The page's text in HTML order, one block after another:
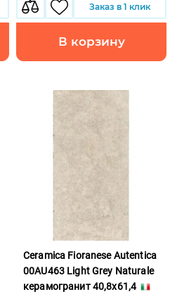
Заказ в 1 клик
В корзину
Ceramica Fioranese Autentica
00AU463 Light Grey Naturale
керамогранит 40,8x61,4